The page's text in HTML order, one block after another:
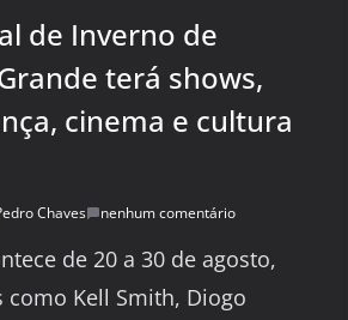
de Inverno de
terá shows,
cinema e cultura
Chaves nenhum comentário
de 20 a 30 de agosto,
como Kell Smith, Diogo